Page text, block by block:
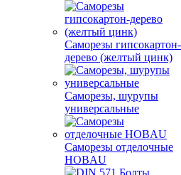
Саморезы гипсокартон-
дерево (желтый цинк)
Саморезы, шурупы
универсальные
Саморезы отделочные
HOBAU